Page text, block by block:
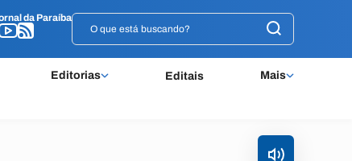
da Paraíba
Editorias Editais Mais
da Paraíba